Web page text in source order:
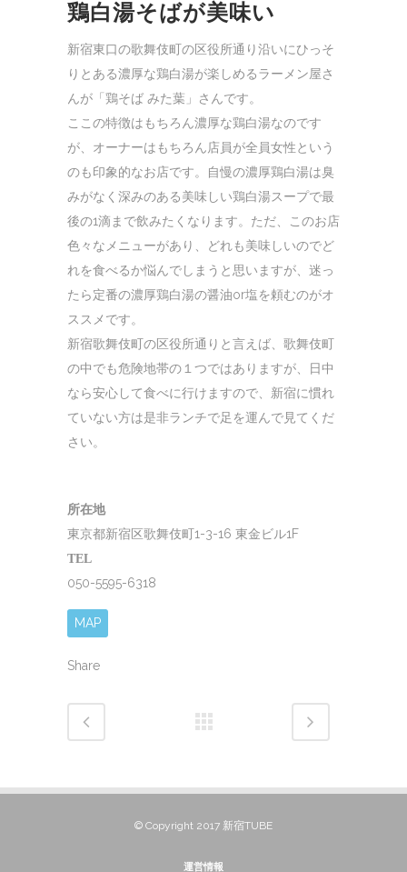
鶏白湯そばが美味い
新宿東口の歌舞伎町の区役所通り沿いにひっそ
りとある濃厚な鶏白湯が楽しめるラーメン屋さ
んが「鶏そば みた葉」さんです。
ここの特徴はもちろん濃厚な鶏白湯なのです
が、オーナーはもちろん店員が全員女性という
のも印象的なお店です。自慢の濃厚鶏白湯は臭
みがなく深みのある美味しい鶏白湯スープで最
後の1滴まで飲みたくなります。ただ、このお店
色々なメニューがあり、どれも美味しいのでど
れを食べるか悩んでしまうと思いますが、迷っ
たら定番の濃厚鶏白湯の醤油or塩を頼むのがオ
ススメです。
新宿歌舞伎町の区役所通りと言えば、歌舞伎町
の中でも危険地帯の１つではありますが、日中
なら安心して食べに行けますので、新宿に慣れ
ていない方は是非ランチで足を運んで見てくだ
さい。
所在地
東京都新宿区歌舞伎町1-3-16 東金ビル1F
TEL
050-5595-6318
MAP
Share
© Copyright 2017 新宿TUBE
運営情報